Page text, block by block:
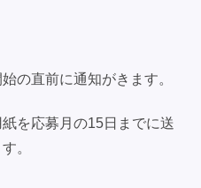
の直前に通知がきます。
を応募月の15日までに送
。